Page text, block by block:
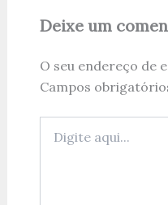
Deixe um
O seu endereço de
Campos
aqui...